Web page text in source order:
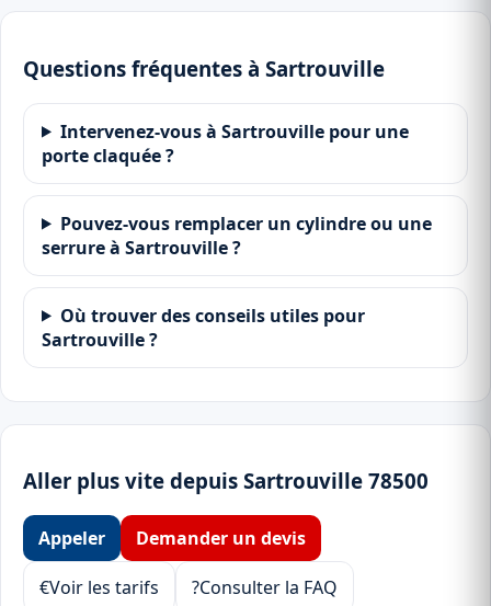
Questions fréquentes à Sartrouville
Intervenez-vous à Sartrouville pour une
porte claquée ?
Pouvez-vous remplacer un cylindre ou une
serrure à Sartrouville ?
Où trouver des conseils utiles pour
Sartrouville ?
Aller plus vite depuis Sartrouville 78500
Appeler Demander un devis
€Voir les tarifs ?Consulter la FAQ